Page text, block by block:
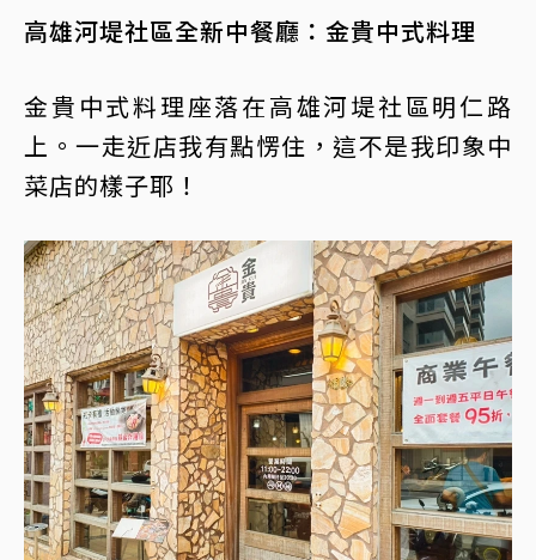
高雄河堤社區全新中餐廳：金貴中式料理
金貴中式料理座落在高雄河堤社區明仁路
上。一走近店我有點愣住，這不是我印象中
菜店的樣子耶！